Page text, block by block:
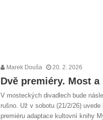
Marek Douša 20. 2. 2026
Dvě premiéry. Most
V mosteckých divadlech bude
rušno. Už v sobotu (21/2/26)
premiéru adaptace kultovní knihy